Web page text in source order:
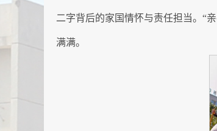
二字背后的家国情怀与责任担当。“
满满。